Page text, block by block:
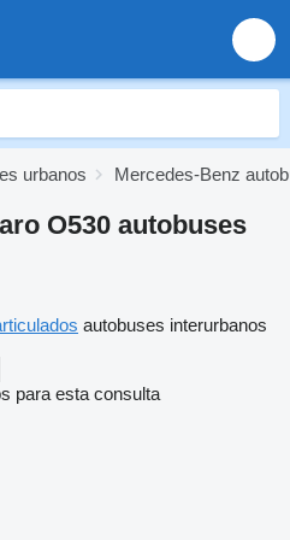
urbanos Mercedes-Benz
O530 autobuses
autobuses interurbanos
para esta consulta